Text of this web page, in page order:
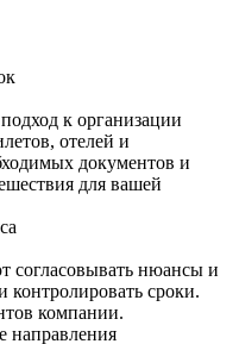
к организации
отелей и
документов и
для вашей
согласовывать нюансы и
контролировать сроки.
компании.